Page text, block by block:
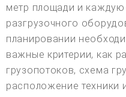
метр площади и каждую
разгрузочного
планировании
важные критерии, как
грузопотоков, схема
расположение техники